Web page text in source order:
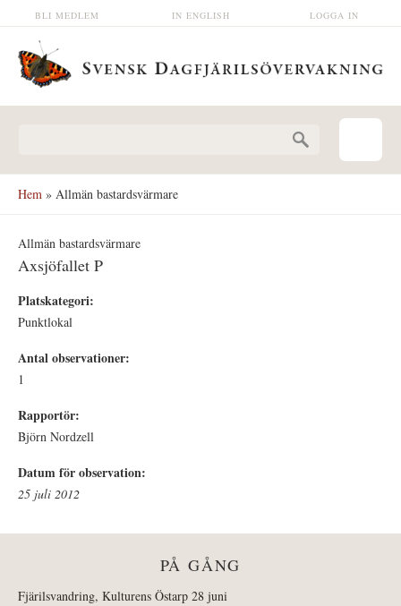
Hoppa till huvudinnehåll LOGGA IN
IN ENGLISH
BLI MEDLEM
Hem » Allmän bastardsvärmare
Allmän bastardsvärmare
Axsjöfallet P
Platskategori:
Punktlokal
Antal observationer:
1
Rapportör:
Björn Nordzell
Datum för observation:
25 juli 2012
PÅ GÅNG
Fjärilsvandring, Kulturens Östarp 28 juni